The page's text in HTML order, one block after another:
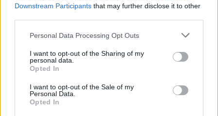
Downstream Participants that may further disclose it to other
Please note that this website/app uses one or more Google
not limited to your visit or usage behaviour. You may click to
grant or deny consent to Google and its third-party tags to
use your data for below specified purposes in below Google
consent section.
Personal Data Processing Opt Outs
I want to opt-out of the Sharing of my
personal data.
Opted In
I want to opt-out of the Sale of my
Personal Data.
Opted In